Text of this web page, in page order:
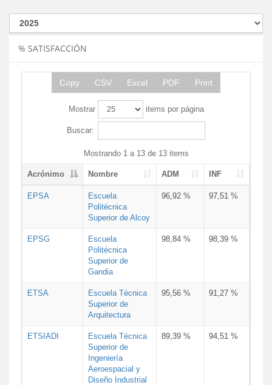
% SATISFACCIÓN
Copy CSV Excel PDF Print
Mostrar items por página
Buscar:
Mostrando 1 a 13 de 13 items
Acrónimo Nombre ADM INF
EPSA
Escuela
Politécnica
Superior de Alcoy
96,92 % 97,51 %
EPSG
Escuela
Politécnica
Superior de
Gandia
98,84 % 98,39 %
ETSA
Escuela Técnica
Superior de
Arquitectura
95,56 % 91,27 %
ETSIADI
Escuela Técnica
Superior de
Ingeniería
Aeroespacial y
Diseño Industrial
89,39 % 94,51 %